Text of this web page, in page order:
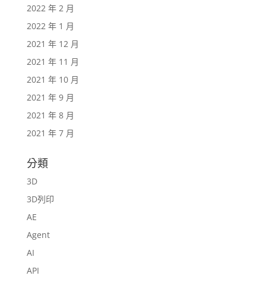
2022 年 2 月
2022 年 1 月
2021 年 12 月
2021 年 11 月
2021 年 10 月
2021 年 9 月
2021 年 8 月
2021 年 7 月
分類
3D
3D列印
AE
Agent
AI
API